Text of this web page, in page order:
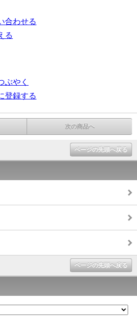
合わせる
る
ぶやく
登録する
次の商品へ
ページの先頭へ戻る
ページの先頭へ戻る